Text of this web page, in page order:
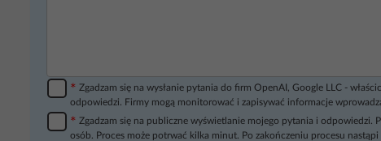
* Zgadzam się na wysłanie pytania do firm OpenAI, Google LLC -
odpowiedzi. Firmy mogą monitorować i zapisywać informacje
* Zgadzam się na publiczne wyświetlanie mojego pytania i odpowiedzi.
osób. Proces może potrwać kilka minut. Po zakończeniu procesu